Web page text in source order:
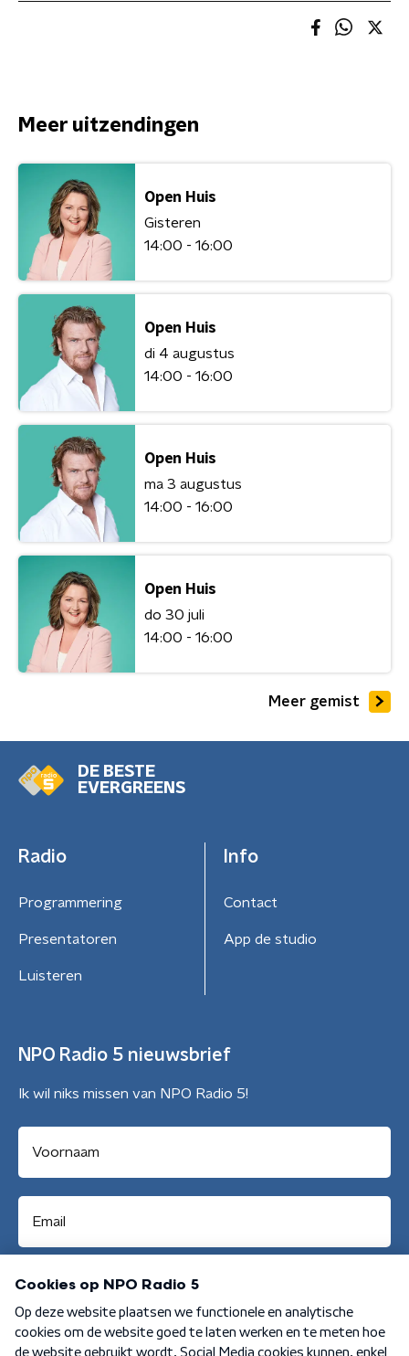
Meer uitzendingen
Open Huis
Gisteren
14:00 - 16:00
Open Huis
di 4 augustus
14:00 - 16:00
Open Huis
ma 3 augustus
14:00 - 16:00
Open Huis
do 30 juli
14:00 - 16:00
Meer gemist
DE BESTE
EVERGREENS
Radio
Programmering
Presentatoren
Luisteren
Info
Contact
App de studio
NPO Radio 5 nieuwsbrief
Ik wil niks missen van NPO Radio 5!
Aanmelden